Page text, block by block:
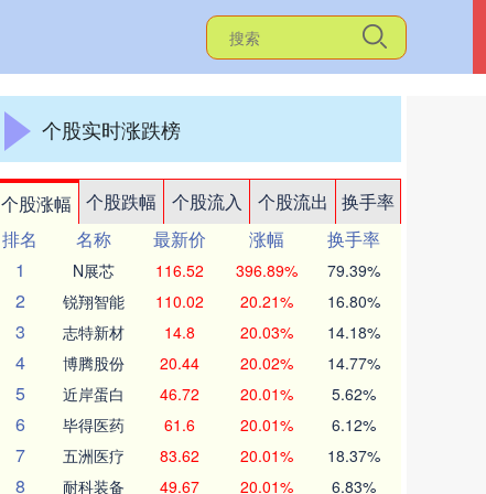
个股实时涨跌榜
个股涨幅 个股跌幅 个股流入 个股流出
换手率
排名
名称 最新价 涨幅
换手率
1
N展芯 116.52 396.89% 79.39%
2 锐翔智能 110.02 20.21% 16.80%
3 志特新材 14.8 20.03% 14.18%
4 博腾股份 20.44 20.02% 14.77%
5 近岸蛋白 46.72 20.01% 5.62%
6 毕得医药 61.6 20.01% 6.12%
7 五洲医疗 83.62 20.01% 18.37%
8 耐科装备 49.67 20.01% 6.83%